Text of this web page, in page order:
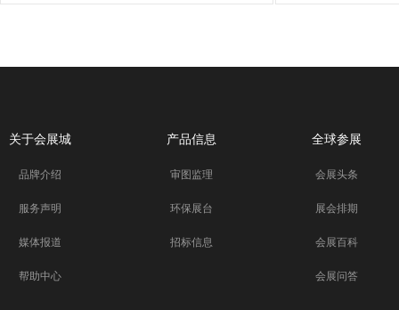
关于会展城
品牌介绍
服务声明
媒体报道
帮助中心
产品信息
审图监理
环保展台
招标信息
全球参展
会展头条
展会排期
会展百科
会展问答